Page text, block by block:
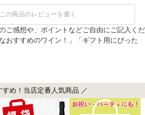
この商品のレビューを書く
ご感想や、ポイントなどご自由にご記入くだ
おすすめのワイン！」「ギフト用にぴった
すめ！当店定番人気商品 ／